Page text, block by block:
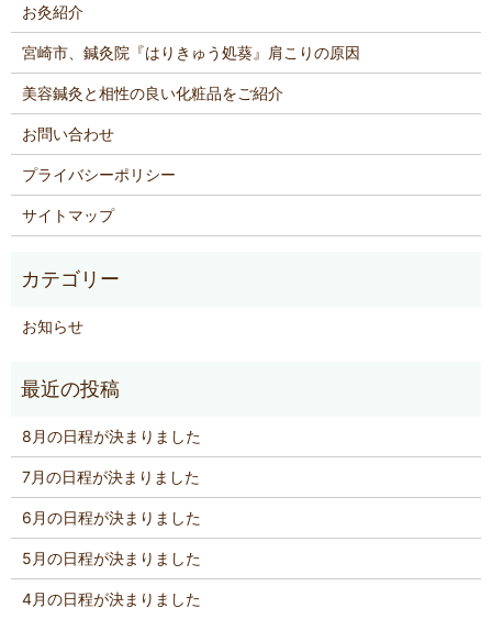
お灸紹介
宮崎市、鍼灸院『はりきゅう処葵』肩こりの原因
美容鍼灸と相性の良い化粧品をご紹介
お問い合わせ
プライバシーポリシー
サイトマップ
お知らせ
8月の日程が決まりました
7月の日程が決まりました
6月の日程が決まりました
5月の日程が決まりました
4月の日程が決まりました